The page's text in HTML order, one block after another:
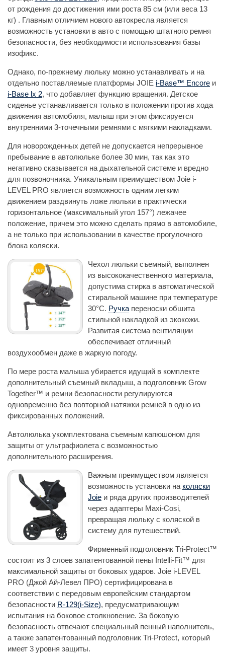
от рождения до достижения ими роста 85 см (или веса 13
кг) . Главным отличием нового автокресла является
возможность установки в авто с помощью штатного ремня
безопасности, без необходимости использования базы
изофикс.
Однако, по-прежнему люльку можно устанавливать и на
отдельно поставляемые платформы JOIE i-Base™ Encore и
i-Base lx 2, что добавляет функцию вращения. Детское
сиденье устанавливается только в положении против хода
движения автомобиля, малыш при этом фиксируется
внутренними 3-точечными ремнями с мягкими накладками.
Для новорожденных детей не допускается непрерывное
пребывание в автолюльке более 30 мин, так как это
негативно сказывается на дыхательной системе и вредно
для позвоночника. Уникальным преимуществом Joie i-
LEVEL PRO является возможность одним легким
движением раздвинуть ложе люльки в практически
горизонтальное (максимальный угол 157°) лежачее
положение, причем это можно сделать прямо в автомобиле,
а не только при использовании в качестве прогулочного
блока коляски.
Чехол люльки съемный, выполнен
из высококачественного материала,
допустима стирка в автоматической
стиральной машине при температуре
30°С. Ручка переноски обшита
стильной накладкой из экокожи.
Развитая система вентиляции
обеспечивает отличный
воздухообмен даже в жаркую погоду.
По мере роста малыша убирается идущий в комплекте
дополнительный съемный вкладыш, а подголовник Grow
Together™ и ремни безопасности регулируются
одновременно без повторной натяжки ремней в одно из
фиксированных положений.
Автолюлька укомплектована съемным капюшоном для
защиты от ультрафиолета с возможностью
дополнительного расширения.
Важным преимуществом является
возможность установки на коляски
Joie и ряда других производителей
через адаптеры Maxi-Cosi,
превращая люльку с коляской в
систему для путешествий.
Фирменный подголовник Tri-Protect™
состоит из 3 слоев запатентованной пены Intelli-Fit™ для
максимальной защиты от боковых ударов. Joie i-LEVEL
PRO (Джой Ай-Левел ПРО) сертифицирована в
соответствии с передовым европейским стандартом
безопасности R-129(i-Size), предусматривающим
испытания на боковое столкновение. За боковую
безопасность отвечают специальный пенный наполнитель,
а также запатентованный подголовник Tri-Protect, который
имеет 3 уровня защиты.